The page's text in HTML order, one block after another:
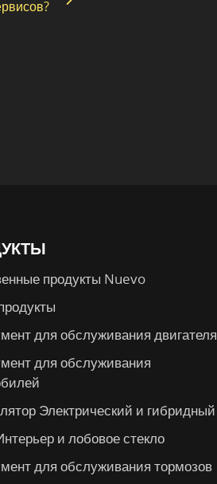
продукты Nuevo
для обслуживания двигателя
для обслуживания
Электрический и гибридный
и лобовое стекло
для обслуживания тормозов